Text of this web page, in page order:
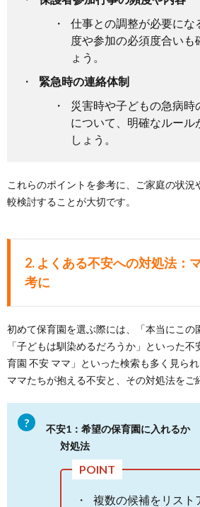
仕事との調整が必要にな
度や参加の必須度合いも
ょう。
緊急時の連絡体制
災害時や子どもの急病時
について、明確なルール
しょう。
これらのポイントを参考に、ご家庭の状況
較検討することが大切です。
2. よくある不安への対処法：
考に
初めて保育園を選ぶ際には、「本当にこの
「子どもは馴染めるだろうか」といった
育園 不安 ママ」といった検索も多く見ら
ママたちが抱える不安と、その対処法をご
不安1：希望の保育園に入れるか
対処法
複数の候補をリスト